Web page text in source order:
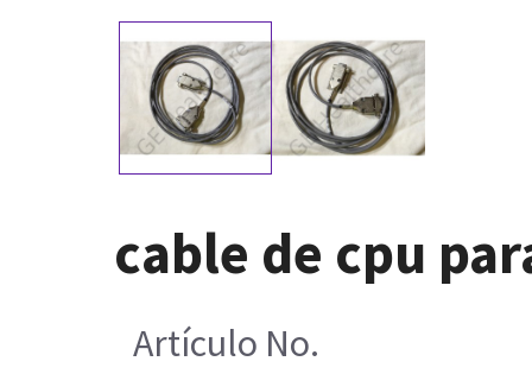
cable de cpu
Artículo No.